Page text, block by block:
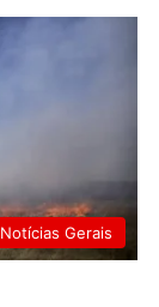
Notícias Gerais